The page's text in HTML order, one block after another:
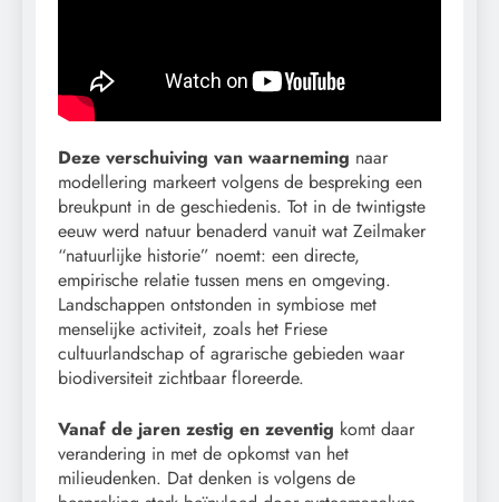
Deze verschuiving van waarneming naar
modellering markeert volgens de bespreking een
breukpunt in de geschiedenis. Tot in de twintigste
eeuw werd natuur benaderd vanuit wat Zeilmaker
“natuurlijke historie” noemt: een directe,
empirische relatie tussen mens en omgeving.
Landschappen ontstonden in symbiose met
menselijke activiteit, zoals het Friese
cultuurlandschap of agrarische gebieden waar
biodiversiteit zichtbaar floreerde.
Vanaf de jaren zestig en zeventig komt daar
verandering in met de opkomst van het
milieudenken. Dat denken is volgens de